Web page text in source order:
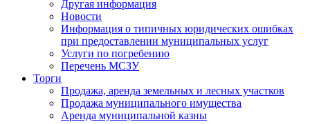
Другая информация
Новости
Информация о типичных юридических ошибках
при предоставлении муниципальных услуг
Услуги по погребению
Перечень МСЗУ
Торги
Продажа, аренда земельных и лесных участков
Продажа муниципального имущества
Аренда муниципальной казны